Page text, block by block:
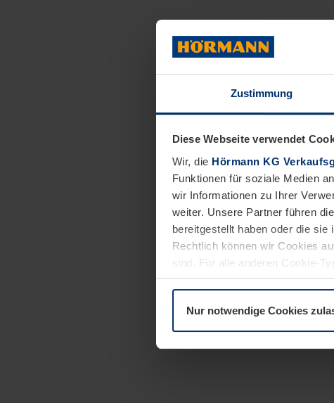
Zustimmung
Diese Webseite verwendet
Wir, die Hörmann KG
Funktionen für soziale Medien
wir Informationen zu Ihrer
weiter. Unsere Partner führen
bereitgestellt haben oder die
Rechtlich können wir Cookies
sind. Für alle anderen Cookie-
Erläuterung auf der Seite
Nur notwendige Cookies